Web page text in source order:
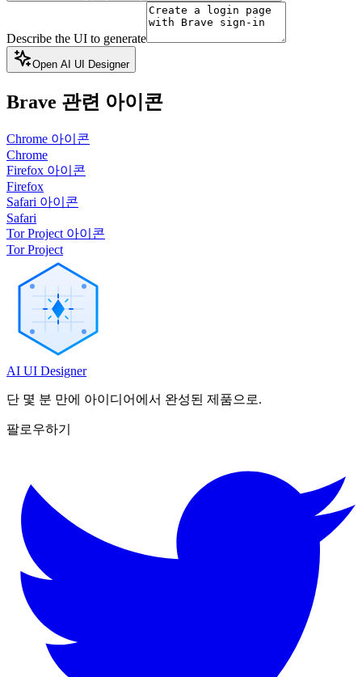
Describe the UI to generate
Open AI UI Designer
Brave 관련 아이콘
Chrome 아이콘
Chrome
Firefox 아이콘
Firefox
Safari 아이콘
Safari
Tor Project 아이콘
Tor Project
AI UI Designer
단 몇 분 만에 아이디어에서 완성된 제품으로.
팔로우하기